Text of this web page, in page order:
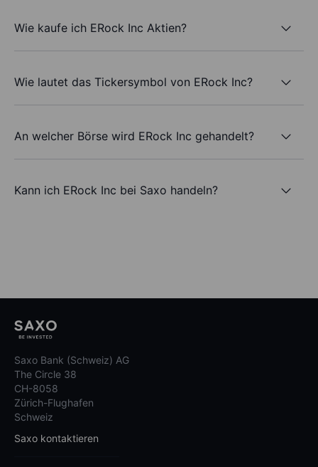
Wie kaufe ich ERock Inc Aktien?
Wie lautet das Tickersymbol von ERock Inc?
An welcher Börse wird ERock Inc gehandelt?
Kann ich ERock Inc bei Saxo handeln?
Saxo Bank (Schweiz) AG
The Circle 38
CH-8058
Zürich-Flughafen
Schweiz
Saxo kontaktieren